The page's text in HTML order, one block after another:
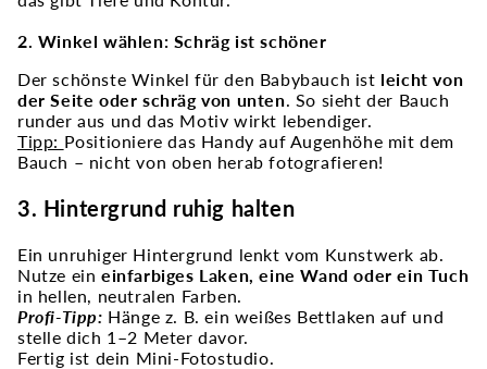
2. Winkel wählen: Schräg ist schöner
Der schönste Winkel für den Babybauch ist leicht von
der Seite oder schräg von unten . So sieht der Bauch
runder aus und das Motiv wirkt lebendiger.
Tipp: Positioniere das Handy auf Augenhöhe mit dem
Bauch – nicht von oben herab fotografieren!
3. Hintergrund ruhig halten
Ein unruhiger Hintergrund lenkt vom Kunstwerk ab.
Nutze ein einfarbiges Laken, eine Wand oder ein Tuch
in hellen, neutralen Farben.
Profi-Tipp: Hänge z. B. ein weißes Bettlaken auf und
stelle dich 1–2 Meter davor.
Fertig ist dein Mini-Fotostudio.